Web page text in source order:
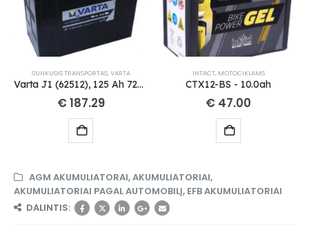
SUNKUSIS TRANSPORTAS, VARTA
Varta J1 (62512), 125 Ah 720 A EN 12V
€ 187.29
INTACT, MOTOCIKLAMS
CTX12-BS - 10.0ah
€ 47.00
AGM AKUMULIATORAI,AKUMULIATORIAI,
AKUMULIATORIAI PAGAL AUTOMOBILĮ, EFB AKUMULIATORIAI
DALINTIS: